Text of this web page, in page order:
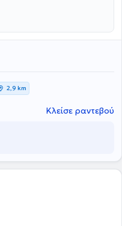
2,9 km
Κλείσε ραντεβού